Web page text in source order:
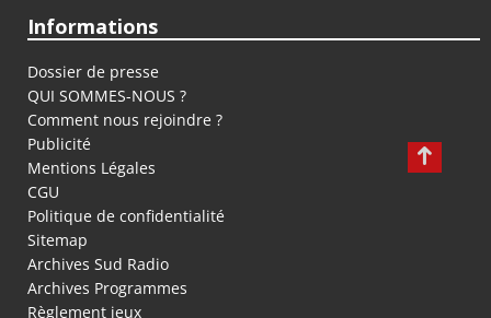
Informations
Dossier de presse
QUI SOMMES-NOUS ?
Comment nous rejoindre ?
Publicité
Mentions Légales
CGU
Politique de confidentialité
Sitemap
Archives Sud Radio
Archives Programmes
Règlement jeux